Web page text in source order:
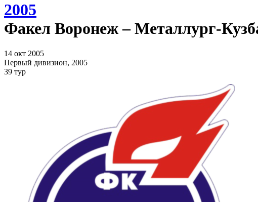
2005
Факел Воронеж – Металлург-
14 окт 2005
Первый дивизион, 2005
39 тур